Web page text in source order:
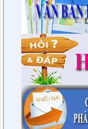
Về việc công bố Danh
được sửa đổi, bổ sung
và thông tin điện tử
Văn hóa, Thể thao và
lượt xem: 31 | lượt tải:8
1657/QĐ-UND
Về việc công bố Danh
lĩnh vực nông nghiệp
Sở Nông nghiệp và
lượt xem: 22 | lượt tải:10
1656/QĐ-UBND
Về việc công bố Danh